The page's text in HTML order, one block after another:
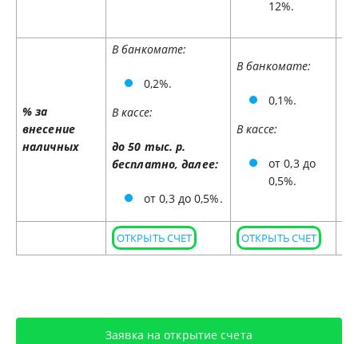
12%.
% за
внесение
наличных
В банкомате:
0,2%.
В кассе:
до 50 тыс. р.
бесплатно, далее:
от 0,3 до 0,5%.
В банкомате:
0,1%.
В кассе:
от 0,3 до
0,5%.
ОТКРЫТЬ СЧЕТ ОТКРЫТЬ СЧЕТ
Заявка на открытие счета